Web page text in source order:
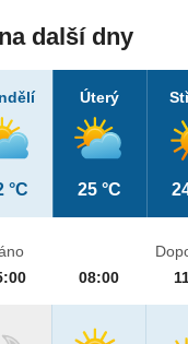
další dny
°C
Úterý
25 °C
08:00